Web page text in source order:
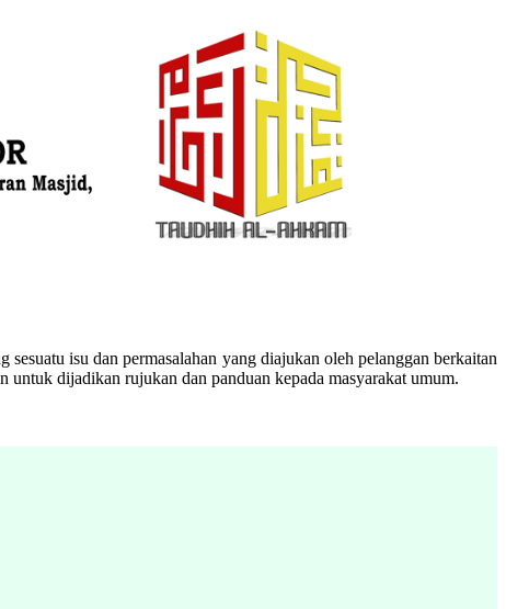
isu dan permasalahan yang diajukan oleh pelanggan berkaitan
dijadikan rujukan dan panduan kepada masyarakat umum.